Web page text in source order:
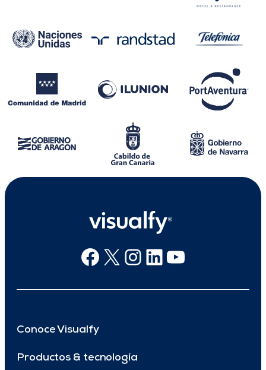
Facebook
X Instagram
Linkedin
Youtube
Conoce Visualfy
Productos & tecnología